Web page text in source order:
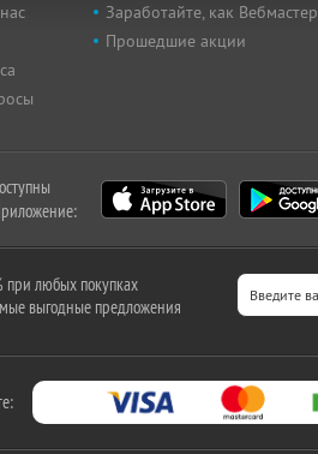
Заработайте, как Вебмастер
Прошедшие акции
при любых покупках
выгодные предложения